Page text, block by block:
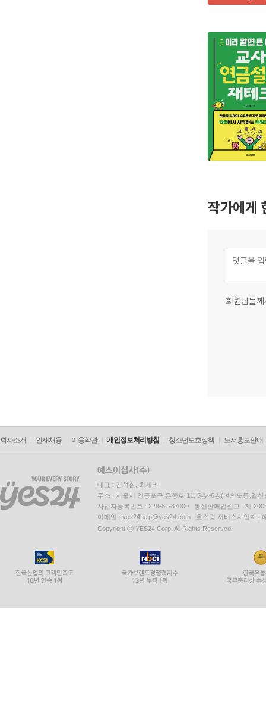
작가에게
회원님들
회사소개 인재채용 이용약관 개인정보처리방침 청소년보호정책 도서홍보안내
대표 : 김석환, 최세라
주소 : 서울시 영등포구 은행로 11, 5층~6층(여의도동,일신
사업자등록번호 : 229-81-37000 통신판매업신고 : 제
이메일 : yes24help@yes24.com 호스팅 서비스사업자 :
Copyright ⓒ YES24 Corp. All Rights Reserved.